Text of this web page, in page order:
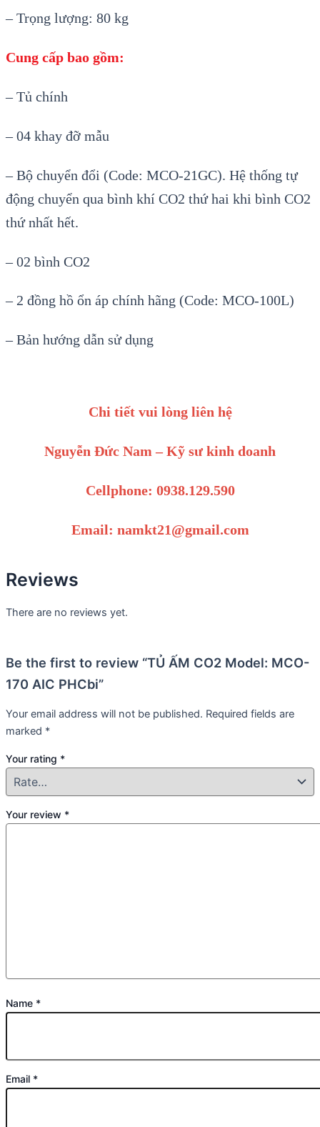
– Trọng lượng: 80 kg
Cung cấp bao gồm:
– Tủ chính
– 04 khay đỡ mẫu
– Bộ chuyển đổi (Code: MCO-21GC). Hệ thống tự
động chuyển qua bình khí CO2 thứ hai khi bình CO2
thứ nhất hết.
– 02 bình CO2
– 2 đồng hồ ổn áp chính hãng (Code: MCO-100L)
– Bản hướng dẫn sử dụng
Chi tiết vui lòng liên hệ
Nguyễn Đức Nam – Kỹ sư kinh doanh
Cellphone: 0938.129.590
Email: namkt21@gmail.com
Reviews
There are no reviews yet.
Be the first to review “TỦ ẤM CO2 Model: MCO-
170 AIC PHCbi”
Your email address will not be published. Required fields are
marked *
Your rating *
Your review *
Name *
Email *